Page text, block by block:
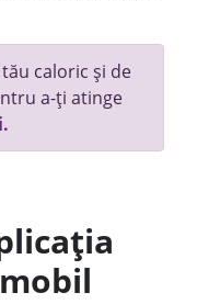
caloric și de
a-ți atinge